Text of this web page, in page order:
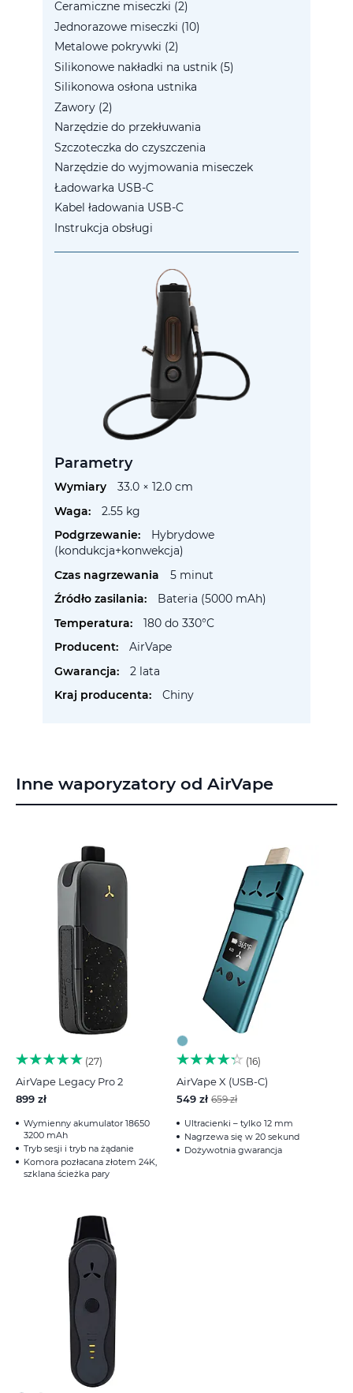
Ceramiczne miseczki (2)
Jednorazowe miseczki (10)
Metalowe pokrywki (2)
Silikonowe nakładki na ustnik (5)
Silikonowa osłona ustnika
Zawory (2)
Narzędzie do przekłuwania
Szczoteczka do czyszczenia
Narzędzie do wyjmowania miseczek
Ładowarka USB-C
Kabel ładowania USB-C
Instrukcja obsługi
Parametry
Więcej
33.0 × 12.0 cm
2.55 kg
Hybrydowe
(kondukcja+konwekcja)
5 minut
Bateria (5000 mAh)
180 do 330°C
AirVape
2 lata
Chiny
Inne waporyzatory od AirVape
27
AirVape Legacy Pro 2
899 zł
Wymienny akumulator 18650
3200 mAh
Tryb sesji i tryb na żądanie
Komora pozłacana złotem 24K,
szklana ścieżka pary
16
AirVape X (USB-C)
549 zł 659 zł
Ultracienki – tylko 12 mm
Nagrzewa się w 20 sekund
Dożywotnia gwarancja